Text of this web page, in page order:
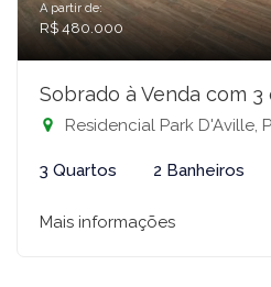
A partir de:
R$ 480.000
Sobrado à Venda com 3
Residencial Park D'Aville,
3 Quartos 2 Banheiros
Mais informações